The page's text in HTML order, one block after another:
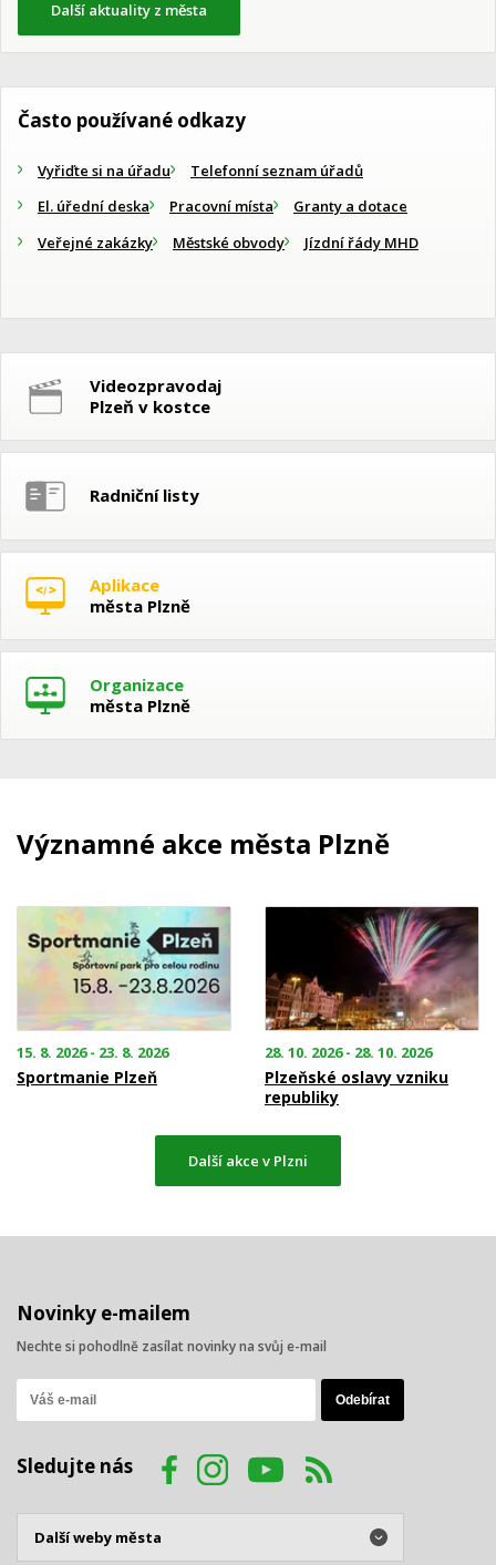
Další aktuality z města
Často používané odkazy
Vyřiďte si na úřadu
Telefonní seznam úřadů
El. úřední deska
Pracovní místa
Granty a dotace
Veřejné zakázky
Městské obvody Jízdní řády MHD
Videozpravodaj
Plzeň v kostce
Radniční listy
Aplikace
města Plzně
Organizace
města Plzně
Významné akce města Plzně
15. 8. 2026 - 23. 8. 2026
Sportmanie Plzeň
28. 10. 2026 - 28. 10. 2026
Plzeňské oslavy vzniku
republiky
Další akce v Plzni
Novinky e-mailem
Nechte si pohodlně zasílat novinky na svůj e-mail
Sledujte nás